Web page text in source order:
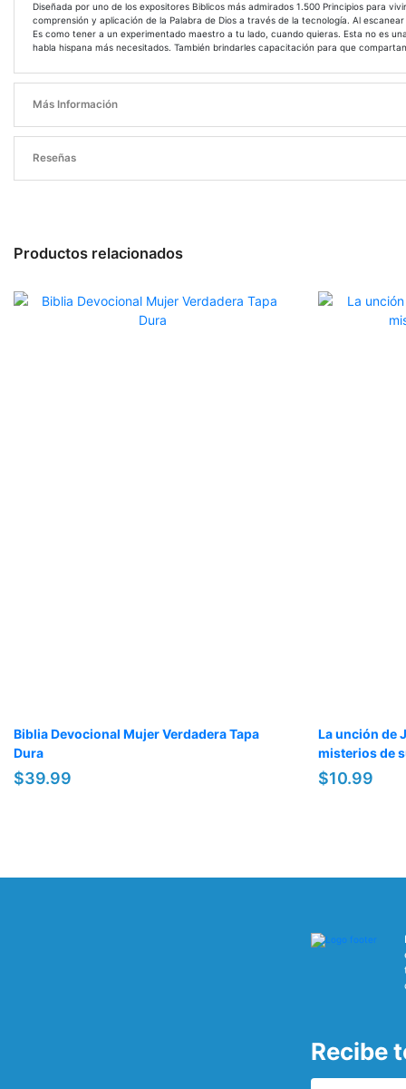
Diseñada por uno de los expositores Biblicos más admirados 1.500 Principios para
comprensión y aplicación de la Palabra de Dios a través de la tecnología. Al
Es como tener a un experimentado maestro a tu lado, cuando quieras. Esta no es
habla hispana más necesitados. También brindarles capacitación para que
Más Información
Reseñas
Productos relacionados
Biblia Devocional Mujer Verdadera Tapa
Dura
$39.99
La unción de
misterios de
$10.99
Recibe